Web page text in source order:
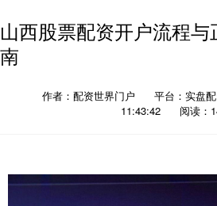
山西股票配资开户流程
南
作者：配资世界门户 平台：实盘
11:43:42
阅读：